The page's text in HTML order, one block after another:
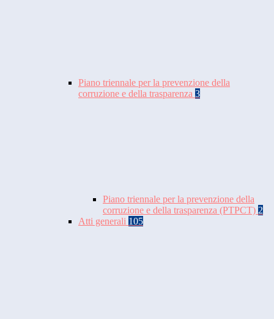
Piano triennale per la prevenzione della
corruzione e della trasparenza 3
Piano triennale per la prevenzione della
corruzione e della trasparenza (PTPCT) 2
Atti generali 105